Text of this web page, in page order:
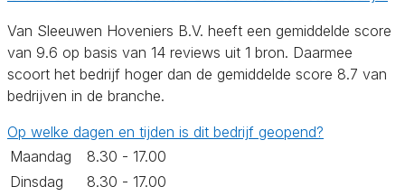
Van Sleeuwen Hoveniers B.V. heeft een gemiddelde score
van 9.6 op basis van 14 reviews uit 1 bron. Daarmee
scoort het bedrijf hoger dan de gemiddelde score 8.7 van
bedrijven in de branche.
Op welke dagen en tijden is dit bedrijf geopend?
Maandag
8.30 - 17.00
Dinsdag
8.30 - 17.00